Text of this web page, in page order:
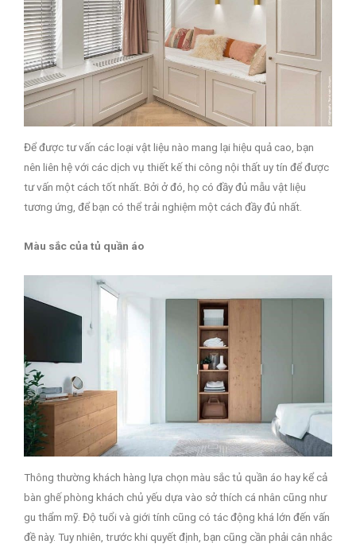
Để được tư vấn các loại vật liệu nào mang lại hiệu quả cao, bạn
nên liên hệ với các dịch vụ thiết kế thi công nội thất uy tín để được
tư vấn một cách tốt nhất. Bởi ở đó, họ có đầy đủ mẫu vật liệu
tương ứng, để bạn có thể trải nghiệm một cách đầy đủ nhất.
Màu sắc của tủ quần áo
Thông thường khách hàng lựa chọn màu sắc tủ quần áo hay kể cả
bàn ghế phòng khách chủ yếu dựa vào sở thích cá nhân cũng như
gu thẩm mỹ. Độ tuổi và giới tính cũng có tác động khá lớn đến vấn
đề này. Tuy nhiên, trước khi quyết định, bạn cũng cần phải cân nhắc